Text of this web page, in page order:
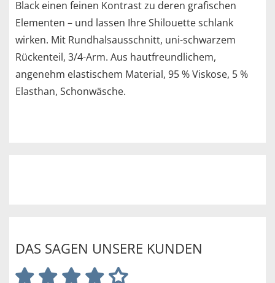
Black einen feinen Kontrast zu deren grafischen
Elementen – und lassen Ihre Shilouette schlank
wirken. Mit Rundhalsausschnitt, uni-schwarzem
Rückenteil, 3/4-Arm. Aus hautfreundlichem,
angenehm elastischem Material, 95 % Viskose, 5 %
Elasthan, Schonwäsche.
DAS SAGEN UNSERE KUNDEN